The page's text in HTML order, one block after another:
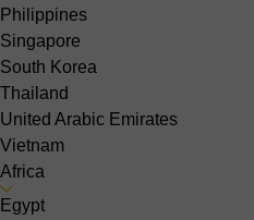
Philippines
Singapore
South Korea
Thailand
United Arabic Emirates
Vietnam
Africa
Egypt